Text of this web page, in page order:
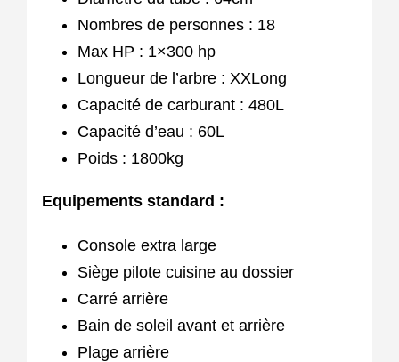
Nombres de personnes : 18
Max HP : 1×300 hp
Longueur de l’arbre : XXLong
Capacité de carburant : 480L
Capacité d’eau : 60L
Poids : 1800kg
Equipements standard :
Console extra large
Siège pilote cuisine au dossier
Carré arrière
Bain de soleil avant et arrière
Plage arrière